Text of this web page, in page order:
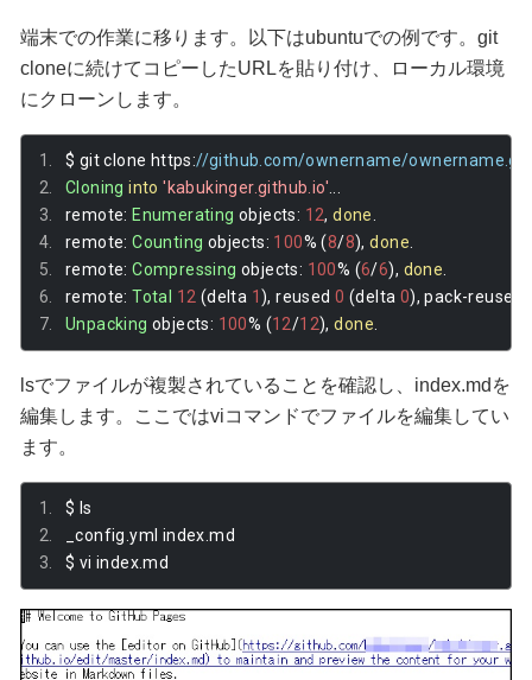
端末での作業に移ります。以下はubuntuでの例です。git
cloneに続けてコピーしたURLを貼り付け、ローカル環境
にクローンします。
$ git clone https://github.com/ownername/
Cloning into 'kabukinger.github.io'...
remote: Enumerating objects: 12, done.
remote: Counting objects: 100% (8/8), done.
remote: Compressing objects: 100% (6/6), done.
remote: Total 12 (delta 1), reused 0 (delta 0), pack-reused
Unpacking objects: 100% (12/12), done.
lsでファイルが複製されていることを確認し、index.mdを
編集します。ここではviコマンドでファイルを編集してい
ます。
$ ls
_config.yml index.md
$ vi index.md